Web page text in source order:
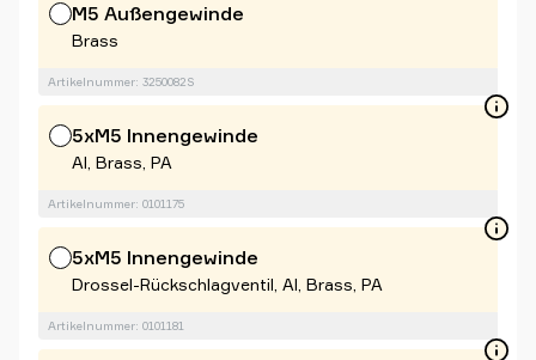
M5 Außengewinde
Brass
Artikelnummer: 3250082S
5xM5 Innengewinde
Al, Brass, PA
Artikelnummer: 0101175
5xM5 Innengewinde
Drossel-Rückschlagventil, Al, Brass, PA
Artikelnummer: 0101181